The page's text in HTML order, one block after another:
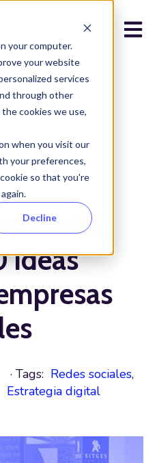
your computer.
your website
services
through other
cookies we use,
when you visit our
your preferences,
so that you're
Decline
Redes
ideas
· Tags: Redes sociales,
Estrategia digital